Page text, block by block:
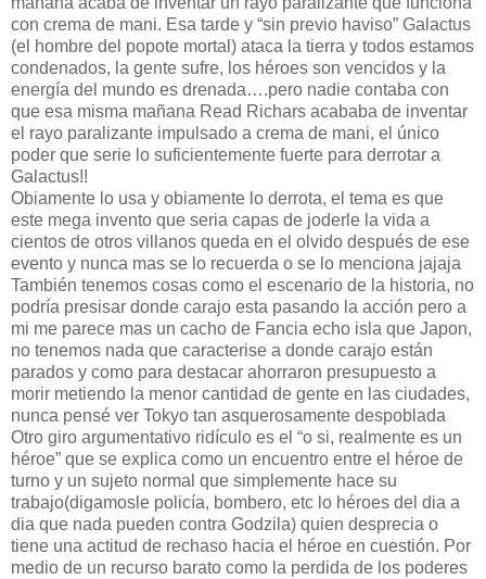
con crema de mani. Esa tarde y “sin previo haviso” Galactus
(el hombre del popote mortal) ataca la tierra y todos estamos
condenados, la gente sufre, los héroes son vencidos y la
energía del mundo es drenada….pero nadie contaba con
que esa misma mañana Read Richars acababa de inventar
el rayo paralizante impulsado a crema de mani, el único
poder que serie lo suficientemente fuerte para derrotar a
Galactus!!
Obiamente lo usa y obiamente lo derrota, el tema es que
este mega invento que seria capas de joderle la vida a
cientos de otros villanos queda en el olvido después de ese
evento y nunca mas se lo recuerda o se lo menciona jajaja
También tenemos cosas como el escenario de la historia, no
podría presisar donde carajo esta pasando la acción pero a
mi me parece mas un cacho de Fancia echo isla que Japon,
no tenemos nada que caracterise a donde carajo están
parados y como para destacar ahorraron presupuesto a
morir metiendo la menor cantidad de gente en las ciudades,
nunca pensé ver Tokyo tan asquerosamente despoblada
Otro giro argumentativo ridículo es el “o si, realmente es un
héroe” que se explica como un encuentro entre el héroe de
turno y un sujeto normal que simplemente hace su
trabajo(digamosle policía, bombero, etc lo héroes del dia a
dia que nada pueden contra Godzila) quien desprecia o
tiene una actitud de rechaso hacia el héroe en cuestión. Por
medio de un recurso barato como la perdida de los poderes